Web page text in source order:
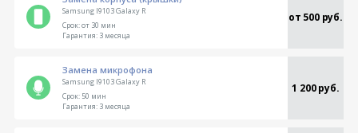
Samsung I9103 Galaxy R от 500 руб.
Срок:от 30 мин
Гарантия:3 месяца
Замена микрофона
Samsung I9103 Galaxy R 1 200 руб.
Срок:50 мин
Гарантия:3 месяца